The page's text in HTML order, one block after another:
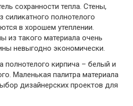
сохранности тепла. Стены,
силикатного полнотелого
в хорошем утеплении.
из такого материала очень
невыгодно экономически.
полнотелого кирпича – белый и
Маленькая палитра материала
дизайнерских проектов для